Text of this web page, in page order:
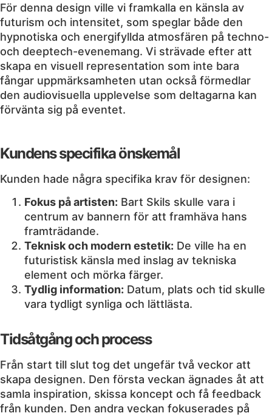
För denna design ville vi framkalla en känsla av
futurism och intensitet, som speglar både den
hypnotiska och energifyllda atmosfären på techno-
och deeptech-evenemang. Vi strävade efter att
skapa en visuell representation som inte bara
fångar uppmärksamheten utan också förmedlar
den audiovisuella upplevelse som deltagarna kan
förvänta sig på eventet.
Kundens specifika önskemål
Kunden hade några specifika krav för designen:
Fokus på artisten: Bart Skils skulle vara i
centrum av bannern för att framhäva hans
framträdande.
Teknisk och modern estetik: De ville ha en
futuristisk känsla med inslag av tekniska
element och mörka färger.
Tydlig information: Datum, plats och tid skulle
vara tydligt synliga och lättlästa.
Tidsåtgång och process
Från start till slut tog det ungefär två veckor att
skapa designen. Den första veckan ägnades åt att
samla inspiration, skissa koncept och få feedback
från kunden. Den andra veckan fokuserades på